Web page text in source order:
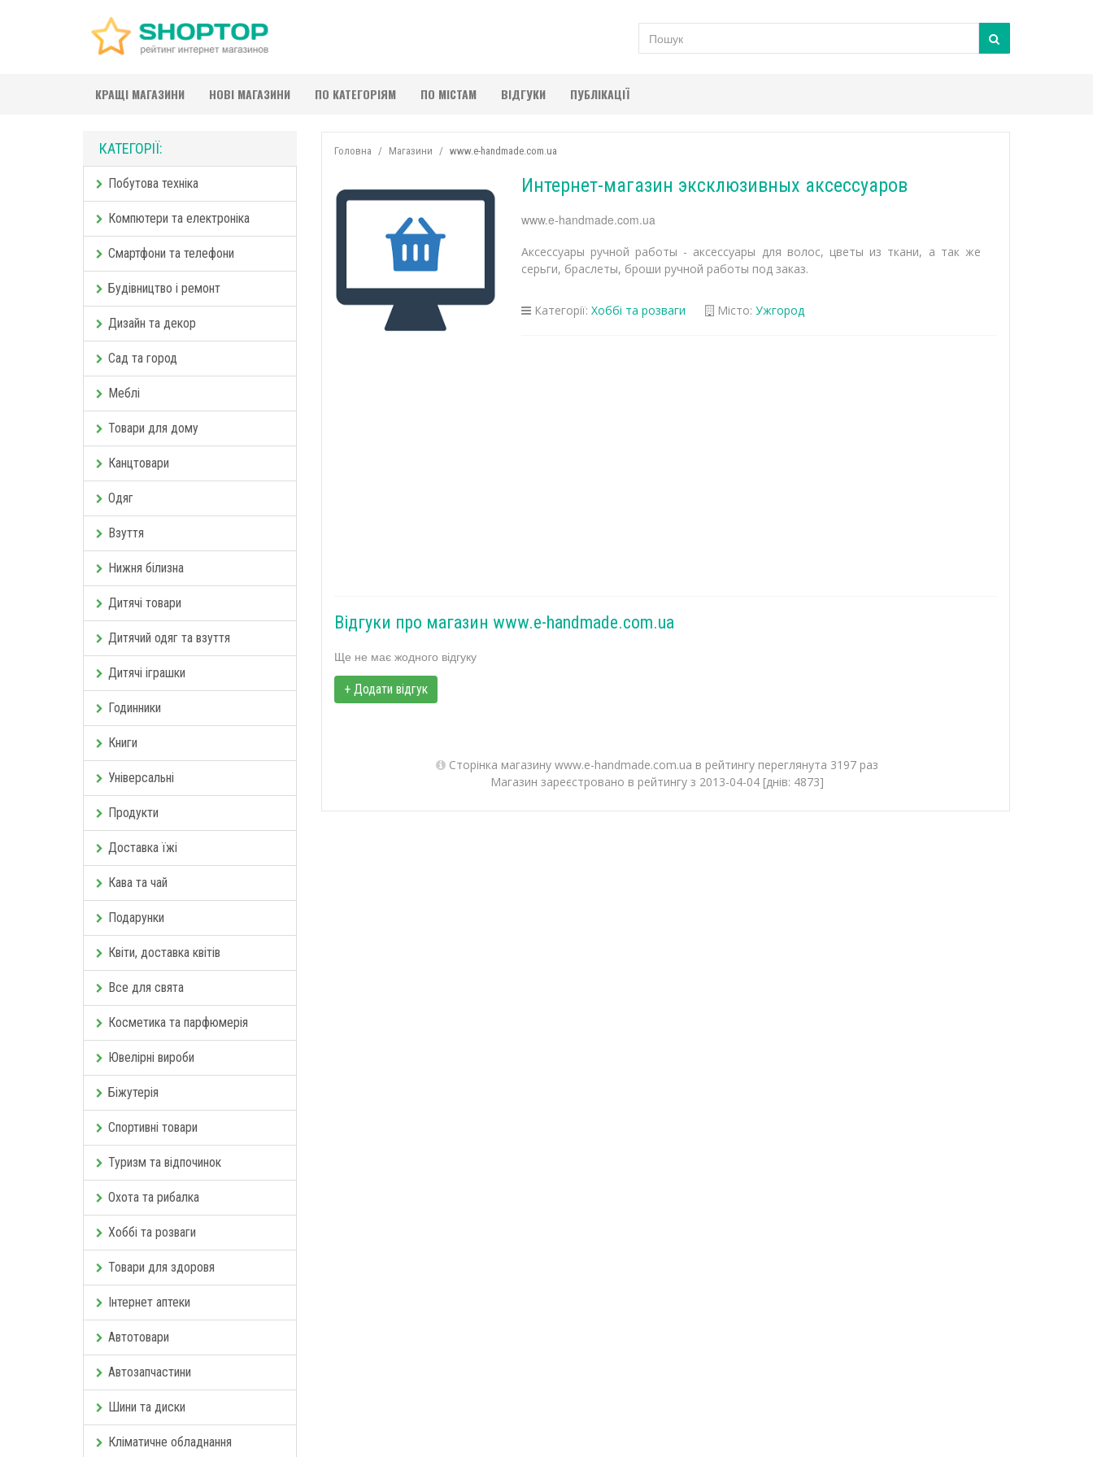
КРАЩІ МАГАЗИНИ НОВІ МАГАЗИНИ ПО КАТЕГОРІЯМ ПО МІСТАМ ВІДГУКИ ПУБЛІКАЦІЇ
КАТЕГОРІЇ:
Побутова техніка
Компютери та електроніка
Смартфони та телефони
Будівництво і ремонт
Дизайн та декор
Сад та город
Меблі
Товари для дому
Канцтовари
Одяг
Взуття
Нижня білизна
Дитячі товари
Дитячий одяг та взуття
Дитячі іграшки
Годинники
Книги
Універсальні
Продукти
Доставка їжі
Кава та чай
Подарунки
Квіти, доставка квітів
Все для свята
Косметика та парфюмерія
Ювелірні вироби
Біжутерія
Спортивні товари
Туризм та відпочинок
Охота та рибалка
Хоббі та розваги
Товари для здоровя
Інтернет аптеки
Автотовари
Автозапчастини
Шини та диски
Кліматичне обладнання
Головна Магазини www.e-handmade.com.ua
Интернет-магазин эксклюзивных аксессуаров
www.e-handmade.com.ua
Аксессуары ручной работы - аксессуары для волос, цветы из ткани, а так же
серьги, браслеты, броши ручной работы под заказ.
Категорії: Хоббі та розваги Місто: Ужгород
Відгуки про магазин www.e-handmade.com.ua
Ще не має жодного відгуку
+ Додати відгук
Сторінка магазину www.e-handmade.com.ua в рейтингу переглянута 3197 раз
Магазин зареєстровано в рейтингу з 2013-04-04 [днів: 4873]